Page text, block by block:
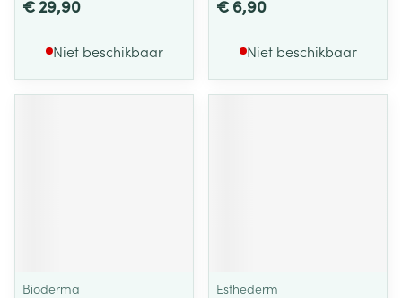
€ 29,90
Niet beschikbaar
€ 6,90
Niet beschikbaar
Bioderma
Esthederm